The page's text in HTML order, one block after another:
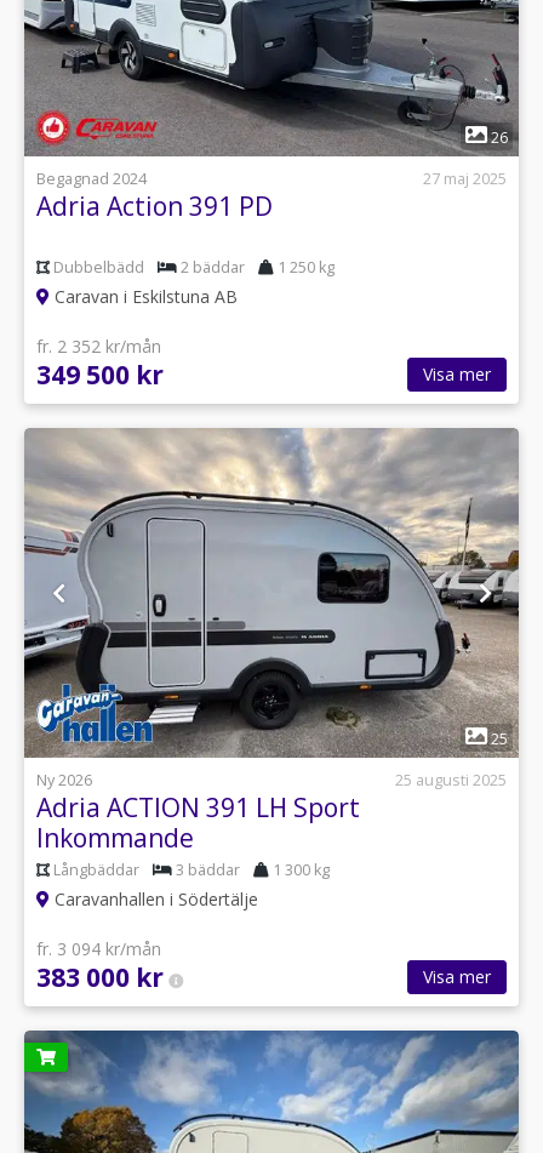
1
26
Begagnad 2024
27 maj 2025
Adria Action 391 PD
Dubbelbädd 2 bäddar 1 250 kg
Caravan i Eskilstuna AB
fr. 2 352 kr/mån
349 500 kr Visa mer
1
25
Ny 2026
25 augusti 2025
Adria ACTION 391 LH Sport
Inkommande
Långbäddar 3 bäddar 1 300 kg
Caravanhallen i Södertälje
fr. 3 094 kr/mån
383 000 kr Visa mer